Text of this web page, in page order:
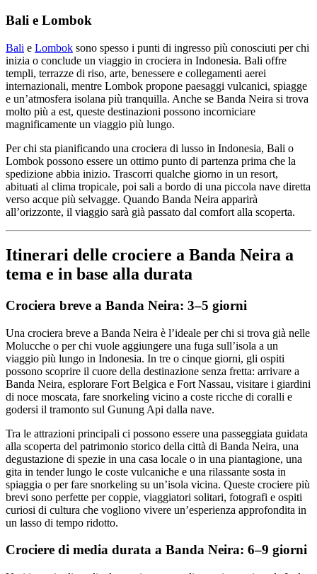
Bali e Lombok
Bali e Lombok sono spesso i punti di ingresso più conosciuti per chi
inizia o conclude un viaggio in crociera in Indonesia. Bali offre
templi, terrazze di riso, arte, benessere e collegamenti aerei
internazionali, mentre Lombok propone paesaggi vulcanici, spiagge
e un’atmosfera isolana più tranquilla. Anche se Banda Neira si trova
molto più a est, queste destinazioni possono incorniciare
magnificamente un viaggio più lungo.
Per chi sta pianificando una crociera di lusso in Indonesia, Bali o
Lombok possono essere un ottimo punto di partenza prima che la
spedizione abbia inizio. Trascorri qualche giorno in un resort,
abituati al clima tropicale, poi sali a bordo di una piccola nave diretta
verso acque più selvagge. Quando Banda Neira apparirà
all’orizzonte, il viaggio sarà già passato dal comfort alla scoperta.
Itinerari delle crociere a Banda Neira a
tema e in base alla durata
Crociera breve a Banda Neira: 3–5 giorni
Una crociera breve a Banda Neira è l’ideale per chi si trova già nelle
Molucche o per chi vuole aggiungere una fuga sull’isola a un
viaggio più lungo in Indonesia. In tre o cinque giorni, gli ospiti
possono scoprire il cuore della destinazione senza fretta: arrivare a
Banda Neira, esplorare Fort Belgica e Fort Nassau, visitare i giardini
di noce moscata, fare snorkeling vicino a coste ricche di coralli e
godersi il tramonto sul Gunung Api dalla nave.
Tra le attrazioni principali ci possono essere una passeggiata guidata
alla scoperta del patrimonio storico della città di Banda Neira, una
degustazione di spezie in una casa locale o in una piantagione, una
gita in tender lungo le coste vulcaniche e una rilassante sosta in
spiaggia o per fare snorkeling su un’isola vicina. Queste crociere più
brevi sono perfette per coppie, viaggiatori solitari, fotografi e ospiti
curiosi di cultura che vogliono vivere un’esperienza approfondita in
un lasso di tempo ridotto.
Crociere di media durata a Banda Neira: 6–9 giorni